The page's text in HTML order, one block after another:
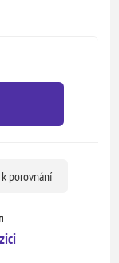
porovnání